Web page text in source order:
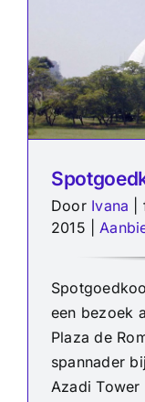
Door Ivana
2015
een bezoek
Plaza de
spannader
Azadi Tower